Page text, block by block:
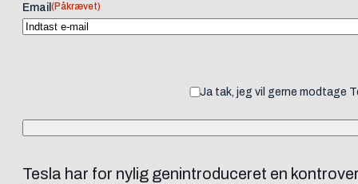
Email (Påkrævet)
Ja tak, jeg vil gerne modtage
Tesla har for nylig genintroduceret en